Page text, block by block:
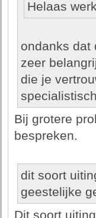
Helaas
ondanks dat
zeer
die je
Bij grotere
bespreken.
dit soort
geestelijke
Dit soort